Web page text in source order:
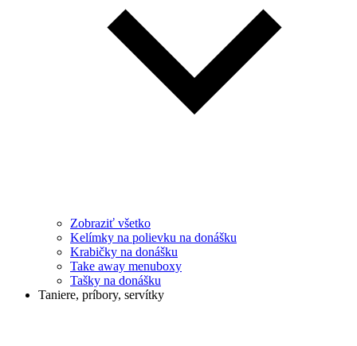
Zobraziť všetko
Kelímky na polievku na donášku
Krabičky na donášku
Take away menuboxy
Tašky na donášku
Taniere, príbory, servítky